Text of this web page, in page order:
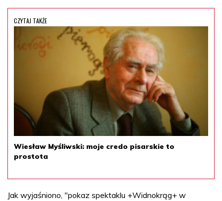
CZYTAJ TAKŻE
Wiesław Myśliwski: moje credo pisarskie to
prostota
Jak wyjaśniono, "pokaz spektaklu +Widnokrąg+ w